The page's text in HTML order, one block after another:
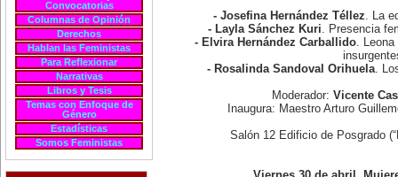
Convocatorias
Columnas de Opinión
Derechos
Hablan las Feministas
Para Reflexionar
Narrativas
Libros y Tesis
Temas con Enfoque de
Género
Estadísticas
Somos Feministas
- Josefina Hernández Téllez . La
- Layla Sánchez Kuri . Presencia
- Elvira Hernández Carballido .
- Rosalinda Sandoval Orihuela.
Moderador: Vicente
Inaugura: Maestro Arturo
Salón 12 Edificio de Posgrado